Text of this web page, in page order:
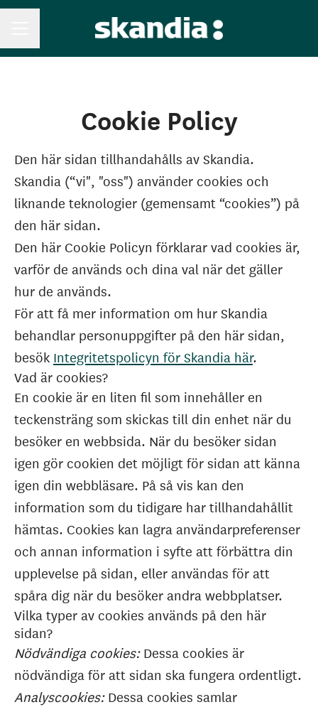
Cookie Policy
Den här sidan tillhandahålls av Skandia.
Skandia (“vi", "oss") använder cookies och
liknande teknologier (gemensamt “cookies”) på
den här sidan.
Den här Cookie Policyn förklarar vad cookies är,
varför de används och dina val när det gäller
hur de används.
För att få mer information om hur Skandia
behandlar personuppgifter på den här sidan,
besök Integritetspolicyn för Skandia här.
Vad är cookies?
En cookie är en liten fil som innehåller en
teckensträng som skickas till din enhet när du
besöker en webbsida. När du besöker sidan
igen gör cookien det möjligt för sidan att känna
igen din webbläsare. På så vis kan den
information som du tidigare har tillhandahållit
hämtas. Cookies kan lagra användarpreferenser
och annan information i syfte att förbättra din
upplevelse på sidan, eller användas för att
spåra dig när du besöker andra webbplatser.
Vilka typer av cookies används på den här
sidan?
Nödvändiga cookies:Dessa cookies är
nödvändiga för att sidan ska fungera ordentligt.
Analyscookies:Dessa cookies samlar